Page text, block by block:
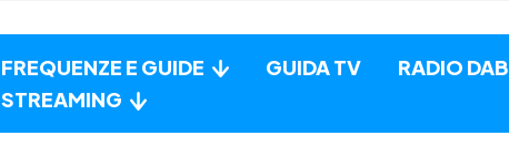
FREQUENZE E GUIDE GUIDA TV RADIO DAB
STREAMING